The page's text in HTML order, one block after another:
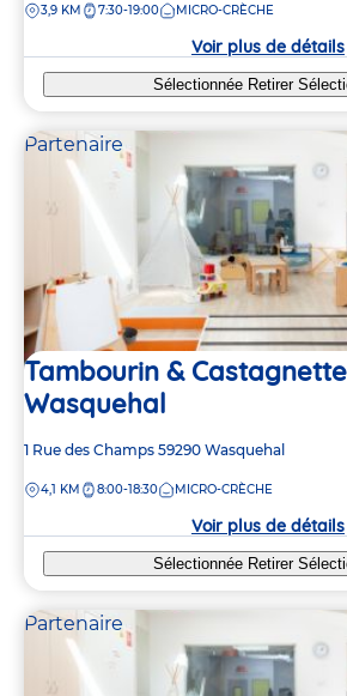
la
DISTANCE
3,9 KM 7:30-19:00 MICRO-CRÈCHE
Voir plus de détails
Sélectionnée Retirer
Partenaire
Tambourin &
Wasquehal
Adresse
la
1 Rue des Champs 59290 Wasquehal
DISTANCE
4,1 KM 8:00-18:30 MICRO-CRÈCHE
Voir plus de détails
Sélectionnée Retirer
Partenaire